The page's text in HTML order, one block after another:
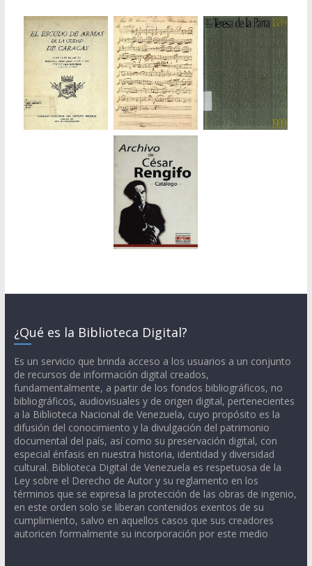
¿Qué es la Biblioteca Digital?
Es un servicio que brinda acceso a los usuarios a un conjunto
de recursos de información digital creados,
fundamentalmente, a partir de los fondos bibliográficos, no
bibliográficos, audiovisuales y de origen digital, pertenecientes
a la Biblioteca Nacional de Venezuela, cuyo propósito es la
difusión del conocimiento y la divulgación del patrimonio
documental del país, así como su preservación digital, con
especial énfasis en nuestra historia, identidad y diversidad
cultural. Biblioteca Digital de Venezuela es respetuosa de la
Ley sobre el Derecho de Autor y su reglamento en los
términos que se expresa la protección de las obras de ingenio,
en este orden solo se liberan contenidos exentos de su
cumplimiento, salvo en aquellos casos que sus creadores
autoricen formalmente su incorporación por este medio